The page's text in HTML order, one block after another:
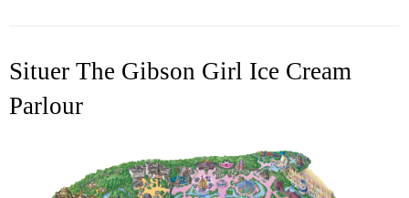
Situer The Gibson Girl Ice Cream
Parlour